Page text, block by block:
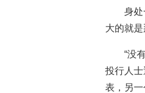
身
大的就
“没
投行人
表，另一